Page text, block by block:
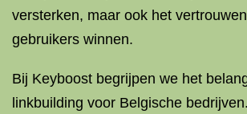
versterken, maar ook het
gebruikers winnen.
Bij Keyboost begrijpen we het
linkbuilding voor Belgische